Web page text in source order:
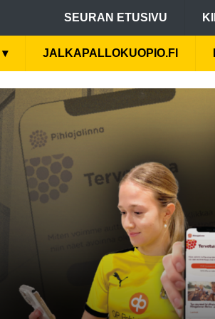
SEURAN ETUSIVU
▾ JALKAPALLOKUOPIO.FI